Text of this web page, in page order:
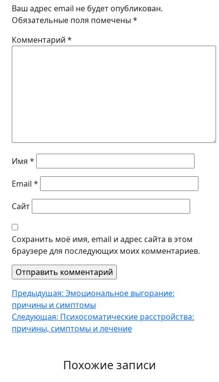
Ваш адрес email не будет опубликован.
Обязательные поля помечены *
Комментарий *
Имя *
Email *
Сайт
Сохранить моё имя, email и адрес сайта в этом
браузере для последующих моих комментариев.
Навигация
по
записям
Предыдущая: Эмоциональное выгорание:
причины и симптомы
Следующая: Психосоматические расстройства:
причины, симптомы и лечение
Похожие записи